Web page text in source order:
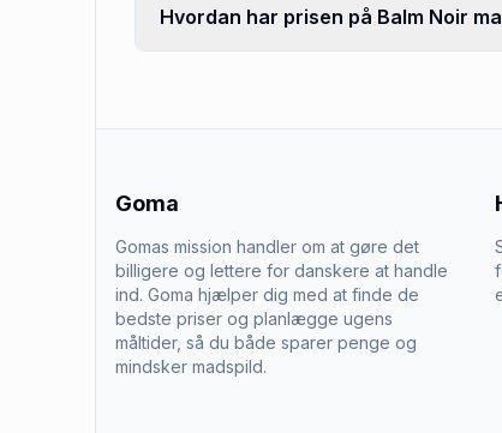
Hvordan har prisen på Balm Noir
Goma
Gomas mission handler om at gøre det
billigere og lettere for danskere at handle
ind. Goma hjælper dig med at finde de
bedste priser og planlægge ugens
måltider, så du både sparer penge og
mindsker madspild.